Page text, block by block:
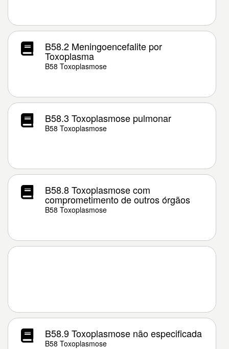
B58.2 Meningoencefalite por
Toxoplasma
B58 Toxoplasmose
B58.3 Toxoplasmose pulmonar
B58 Toxoplasmose
B58.8 Toxoplasmose com
comprometimento de outros órgãos
B58 Toxoplasmose
B58.9 Toxoplasmose não especificada
B58 Toxoplasmose